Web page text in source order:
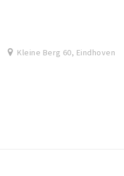
Kleine Berg 60, Eindhoven